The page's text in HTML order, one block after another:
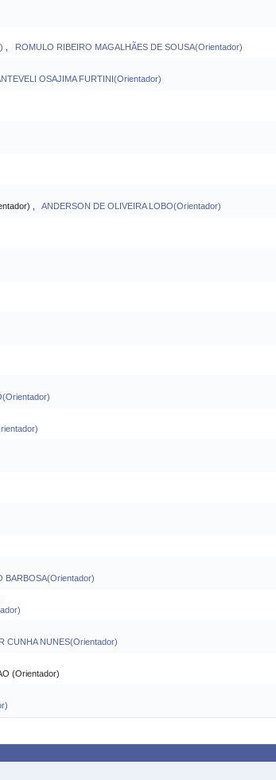
ROMULO RIBEIRO MAGALHÃES DE SOUSA(Orientador)
OSAJIMA FURTINI(Orientador)
, ANDERSON DE OLIVEIRA LOBO(Orientador)
BARBOSA(Orientador)
CUNHA NUNES(Orientador)
(Orientador)